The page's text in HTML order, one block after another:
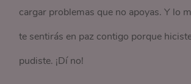
cargar problemas que no apoyas. Y lo
te sentirás en paz contigo porque
pudiste. ¡Dí no!